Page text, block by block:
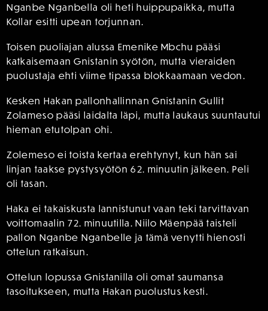
Nganbe Nganbella oli heti huippupaikka, mutta
Kollar esitti upean torjunnan.
Toisen puoliajan alussa Emenike Mbchu pääsi
katkaisemaan Gnistanin syötön, mutta vieraiden
puolustaja ehti viime tipassa blokkaamaan vedon.
Kesken Hakan pallonhallinnan Gnistanin Gullit
Zolameso pääsi laidalta läpi, mutta laukaus suuntautui
hieman etutolpan ohi.
Zolemeso ei toista kertaa erehtynyt, kun hän sai
linjan taakse pystysyötön 62. minuutin jälkeen. Peli
oli tasan.
Haka ei takaiskusta lannistunut vaan teki tarvittavan
voittomaalin 72. minuutilla. Niilo Mäenpää taisteli
pallon Nganbe Nganbelle ja tämä venytti hienosti
ottelun ratkaisun.
Ottelun lopussa Gnistanilla oli omat saumansa
tasoitukseen, mutta Hakan puolustus kesti.